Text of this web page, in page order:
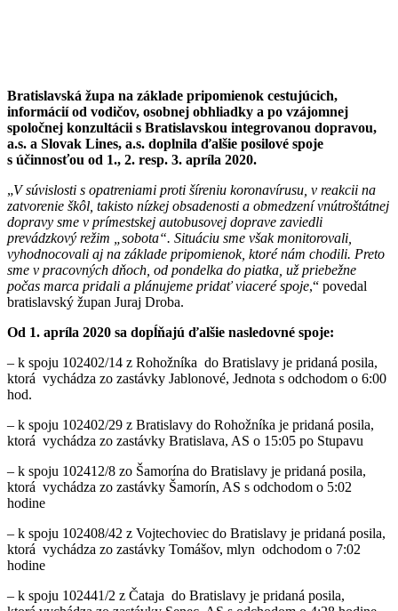
Bratislavská župa na základe pripomienok cestujúcich,
informácií od vodičov, osobnej obhliadky a po vzájomnej
spoločnej konzultácii s Bratislavskou integrovanou dopravou,
a.s. a Slovak Lines, a.s. doplnila ďalšie posilové spoje
s účinnosťou od 1., 2. resp. 3. apríla 2020.
„V súvislosti s opatreniami proti šíreniu koronavírusu, v reakcii na
zatvorenie škôl, takisto nízkej obsadenosti a obmedzení vnútroštátnej
dopravy sme v prímestskej autobusovej doprave zaviedli
prevádzkový režim „sobota“. Situáciu sme však monitorovali,
vyhodnocovali aj na základe pripomienok, ktoré nám chodili. Preto
sme v pracovných dňoch, od pondelka do piatka, už priebežne
počas marca pridali a plánujeme pridať viaceré spoje,“ povedal
bratislavský župan Juraj Droba.
Od 1. apríla 2020 sa dopĺňajú ďalšie nasledovné spoje:
– k spoju 102402/14 z Rohožníka do Bratislavy je pridaná posila,
ktorá vychádza zo zastávky Jablonové, Jednota s odchodom o 6:00
hod.
– k spoju 102402/29 z Bratislavy do Rohožníka je pridaná posila,
ktorá vychádza zo zastávky Bratislava, AS o 15:05 po Stupavu
– k spoju 102412/8 zo Šamorína do Bratislavy je pridaná posila,
ktorá vychádza zo zastávky Šamorín, AS s odchodom o 5:02
hodine
– k spoju 102408/42 z Vojtechoviec do Bratislavy je pridaná posila,
ktorá vychádza zo zastávky Tomášov, mlyn odchodom o 7:02
hodine
– k spoju 102441/2 z Čataja do Bratislavy je pridaná posila,